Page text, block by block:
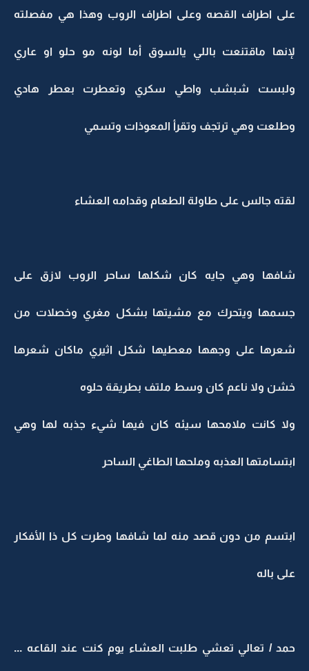
على اطراف القصه وعلى اطراف الروب وهذا هي مفصلته
لإنها ماقتنعت باللي يالسوق أما لونه مو حلو او عاري
ولبست شبشب واطي سكري وتعطرت بعطر هادي
وطلعت وهي ترتجف وتقرأ المعوذات وتسمي
لقته جالس على طاولة الطعام وقدامه العشاء
شافها وهي جايه كان شكلها ساحر الروب لازق على
جسمها ويتحرك مع مشيتها بشكل مغري وخصلات من
شعرها على وجهها معطيها شكل اثيري ماكان شعرها
خشن ولا ناعم كان وسط ملتف بطريقة حلوه
ولا كانت ملامحها سيئه كان فيها شيء جذبه لها وهي
ابتسامتها العذبه وملحها الطاغي الساحر
ابتسم من دون قصد منه لما شافها وطرت كل ذا الأفكار
على باله
حمد / تعالي تعشي طلبت العشاء يوم كنت عند القاعه ...